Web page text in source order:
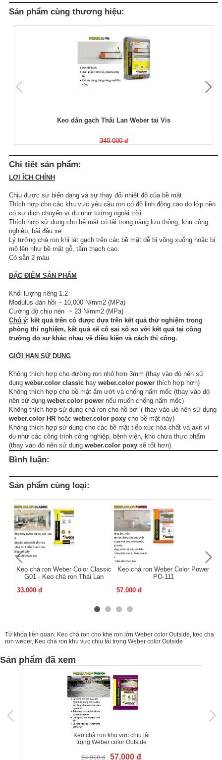
Sản phẩm cùng thương hiệu:
Keo dán gạch Thái Lan Weber tai Vis
340.000 đ
Chi tiết sản phẩm:
LỢI ÍCH CHÍNH
Chịu được sự biến dạng và sự thay đổi nhiệt độ của bề mặt
Thích hợp cho các khu vực yêu cầu ron có độ linh động cao do lớp nền
có sự dịch chuyển ví dụ như tường ngoài trời
Thích hợp sử dụng cho bề mặt có tải trọng nặng lưu thông, khu công
nghiệp, bãi đậu xe
Lý tưởng chà ron khi lát gạch trên các bề mặt dễ bị võng xuống hoặc bị
mô lên như bề mặt gỗ, tấm thạch cao.
Có sẵn 2 màu
ĐẶC ĐIỂM SẢN PHẨM
Khối lượng riêng 1.2
Modulus đàn hồi ~ 10,000 N/mm2 (MPa)
Cường độ chịu nén ~ 23 N/mm2 (MPa)
Chú ý: kết quả trên có được dựa trên kết quả thử nghiệm trong
phòng thí nghiệm, kết quả sẽ có sai số so với kết quả tại công
trường do sự khác nhau về điều kiện và cách thi công.
GIỚI HẠN SỬ DỤNG
Không thích hợp cho đường ron nhỏ hơn 3mm (thay vào đó nên sử
dụng weber.color classic hay weber.color power thích hợp hơn)
Không thích hợp cho bề mặt ẩm ướt và chống nấm mốc (thay vào đó
nên sử dụng weber.color power nếu muốn chống nấm mốc)
Không thích hợp sử dụng chà ron cho hồ bơi ( thay vào đó nên sử dụng
weber.color HR hoặc weber.color poxy cho bề mặt này)
Không thích hợp sử dụng cho các bề mặt tiếp xúc hóa chất và axit ví
dụ như các công trình công nghiệp, bệnh viện, kho chứa thực phẩm
(thay vào đó nên sử dụng weber.color poxy sẽ tốt hơn)
Bình luận:
Sản phẩm cùng loại:
Keo chà ron Weber Color Classic
G01 - Keo chà ron Thái Lan
33.000 đ
Keo chà ron Weber Color Power
PO-111
57.000 đ
Từ khóa liên quan: Keo chà ron cho khe ron lớn Weber color Outside keo cha
ron weber, Keo chà ron khu vực chịu tải trọng Weber color Outside
Sản phẩm đã xem
Keo chà ron khu vực chịu tải
trọng Weber color Outside
64.000 đ 57.000 đ